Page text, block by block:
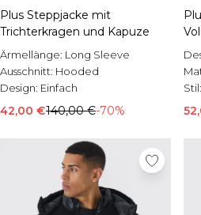
Plus Steppjacke mit
Trichterkragen und Kapuze
Ärmellänge: Long Sleeve
Ausschnitt: Hooded
Design: Einfach
42,00 €140,00 €-70%
Stil: